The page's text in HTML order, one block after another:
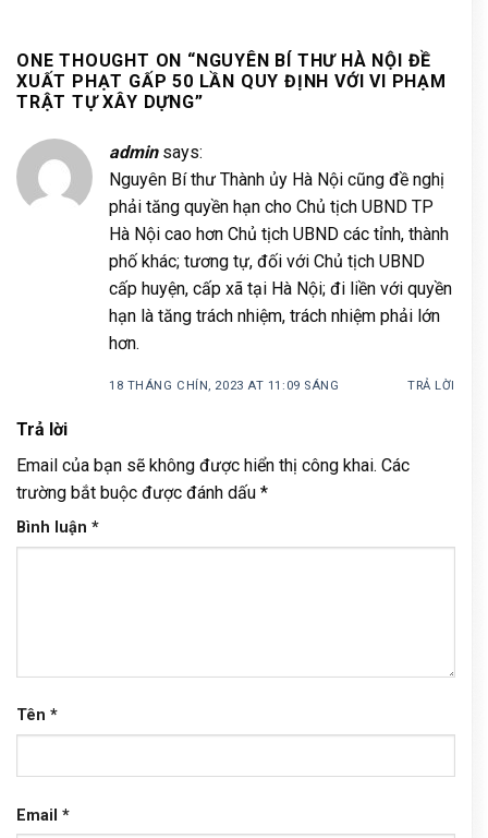
ONE THOUGHT ON “NGUYÊN BÍ THƯ HÀ NỘI ĐỀ
XUẤT PHẠT GẤP 50 LẦN QUY ĐỊNH VỚI VI PHẠM
TRẬT TỰ XÂY DỰNG”
admin says:
Nguyên Bí thư Thành ủy Hà Nội cũng đề nghị
phải tăng quyền hạn cho Chủ tịch UBND TP
Hà Nội cao hơn Chủ tịch UBND các tỉnh, thành
phố khác; tương tự, đối với Chủ tịch UBND
cấp huyện, cấp xã tại Hà Nội; đi liền với quyền
hạn là tăng trách nhiệm, trách nhiệm phải lớn
hơn.
18 THÁNG CHÍN, 2023 AT 11:09 SÁNG TRẢ LỜI
Trả lời
Email của bạn sẽ không được hiển thị công khai. Các
trường bắt buộc được đánh dấu *
Bình luận *
Tên *
Email *